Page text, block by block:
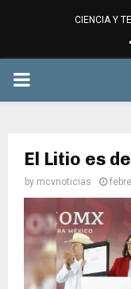
CIENCIA Y
PRIMARY
El Litio es
by mcvnoticias